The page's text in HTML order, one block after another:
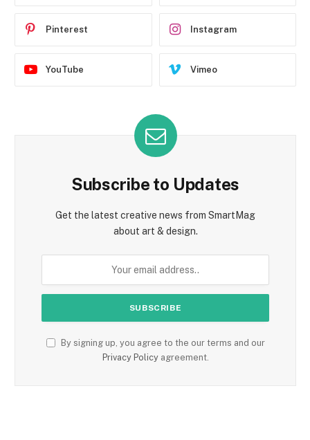
Pinterest Instagram
YouTube Vimeo
Subscribe to Updates
Get the latest creative news from SmartMag
about art & design.
By signing up, you agree to the our terms and our
Privacy Policyagreement.